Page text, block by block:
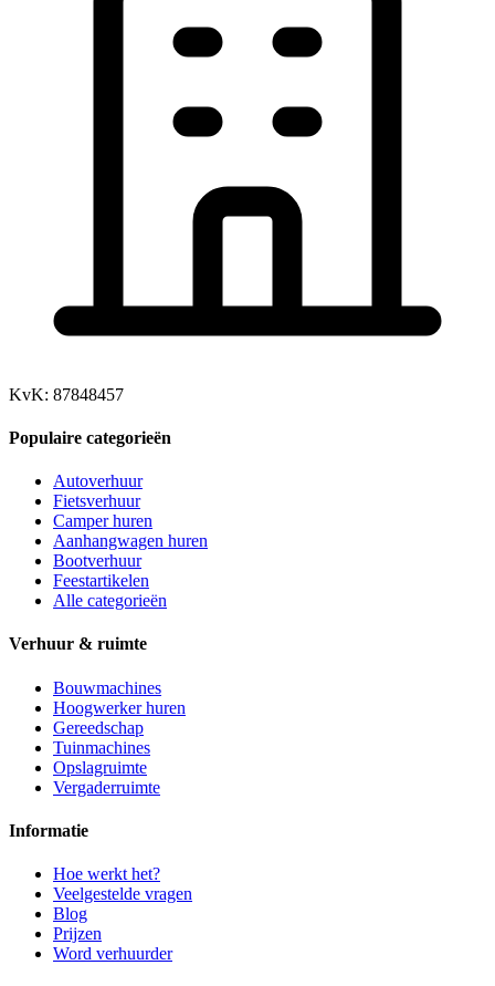
KvK: 87848457
Populaire categorieën
Autoverhuur
Fietsverhuur
Camper huren
Aanhangwagen huren
Bootverhuur
Feestartikelen
Alle categorieën
Verhuur & ruimte
Bouwmachines
Hoogwerker huren
Gereedschap
Tuinmachines
Opslagruimte
Vergaderruimte
Informatie
Hoe werkt het?
Veelgestelde vragen
Blog
Prijzen
Word verhuurder